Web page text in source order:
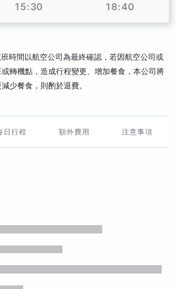
15:30 18:40
時間以航空公司為最終確認，若因航空公司或
轉機點，造成行程變更、增加餐食，本公司將
少餐食，則酌於退費。
日行程 額外費用 注意事項